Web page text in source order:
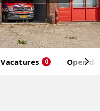
Vacatures 0 Open